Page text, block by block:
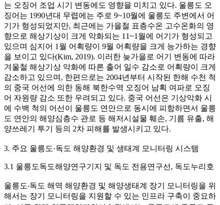
는 오징어 조업 시기 변동에도 영향을 미치고 있다. 울릉도 오
징어는 1990년대 무렵에는 주로 9~10월에 울릉도 주변에서 어
기가 형성되었지만, 최근에는 가을철 표층수온 고수온화의 영
향으로 해상기상이 크게 악화되는 11~1월에 어기가 형성되고
있으며 심지어 1월 어획량이 9월 어획량을 크게 능가하는 경향
을 보이고 있다(Kim, 2019). 이러한 늦가을로 어기 변동에 따라
겨울철 해상기상 악화에 따른 출어 일수 감소로 어획량이 크게
감소하고 있으며, 한편으로는 2004년부터 시작된 한해 수천 척
의 중국 어선에 의한 동해 북한수역 오징어 남획 여파로 오징
어 자원량 감소 또한 우려되고 있다. 중국 어선은 기상악화 시
에 수백 척의 어선이 울릉도 연안으로 동시에 피항하면서 울릉
도 연안의 해양심층수 관로 등 해저시설물 훼손, 기름 유출, 해
양쓰레기 투기 등의 2차 피해를 발생시키고 있다.
3. 주요 울릉도·독도 해양환경 및 생태계 모니터링 시스템
3.1 울릉도독도해양연구기지 및 독도 전용연구선, 독도누리호
울릉도‧독도 해역 해양환경 및 해양생태계 장기 모니터링을 위
해서는 장기 모니터링을 지원할 수 있는 인프라 구축이 중요하